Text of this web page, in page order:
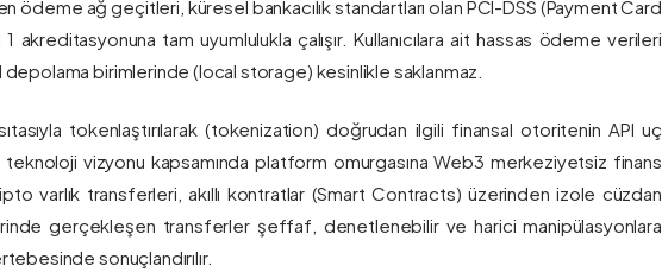
ödeme ağ geçitleri, küresel bankacılık standartları olan PCI-DSS (Payment Card
tam uyumlulukla çalışır. Kullanıcılara ait hassas ödeme verileri
birimlerinde (local storage) kesinlikle saklanmaz.
tokenlaştırılarak (tokenization) doğrudan ilgili finansal otoritenin API uç
teknoloji vizyonu kapsamında platform omurgasına Web3 merkeziyetsiz finans
varlık transferleri, akıllı kontratlar (Smart Contracts) üzerinden izole cüzdan
gerçekleşen transferler şeffaf, denetlenebilir ve harici manipülasyonlara
sonuçlandırılır.